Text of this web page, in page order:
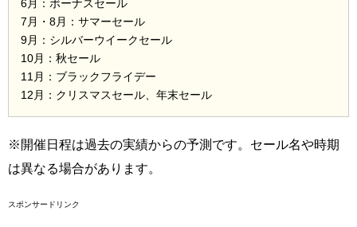
6月：ボーナスセール
7月・8月：サマーセール
9月：シルバーウイークセール
10月：秋セール
11月：ブラックフライデー
12月：クリスマスセール、年末セール
※開催日程は過去の実績からの予測です。セール名や時期
は異なる場合があります。
スポンサードリンク